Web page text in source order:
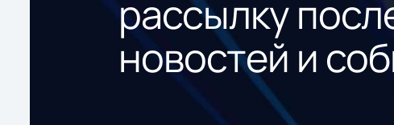
рассылку
новостей и